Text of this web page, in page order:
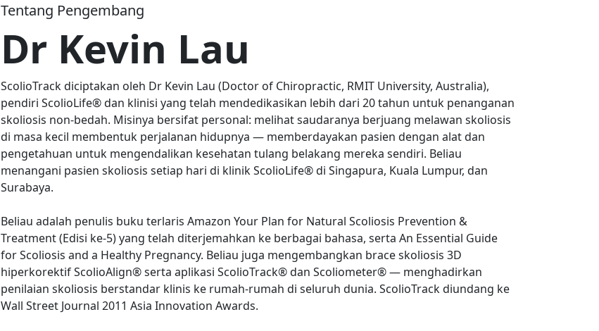
Tentang Pengembang
Dr Kevin Lau
ScolioTrack diciptakan oleh Dr Kevin Lau (Doctor of Chiropractic, RMIT University, Australia),
pendiri ScolioLife® dan klinisi yang telah mendedikasikan lebih dari 20 tahun untuk penanganan
skoliosis non-bedah. Misinya bersifat personal: melihat saudaranya berjuang melawan skoliosis
di masa kecil membentuk perjalanan hidupnya — memberdayakan pasien dengan alat dan
pengetahuan untuk mengendalikan kesehatan tulang belakang mereka sendiri. Beliau
menangani pasien skoliosis setiap hari di klinik ScolioLife® di Singapura, Kuala Lumpur, dan
Surabaya.
Beliau adalah penulis buku terlaris Amazon Your Plan for Natural Scoliosis Prevention &
Treatment (Edisi ke-5) yang telah diterjemahkan ke berbagai bahasa, serta An Essential Guide
for Scoliosis and a Healthy Pregnancy. Beliau juga mengembangkan brace skoliosis 3D
hiperkorektif ScolioAlign® serta aplikasi ScolioTrack® dan Scoliometer® — menghadirkan
penilaian skoliosis berstandar klinis ke rumah-rumah di seluruh dunia. ScolioTrack diundang ke
Wall Street Journal 2011 Asia Innovation Awards.